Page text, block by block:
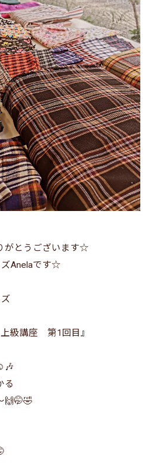
がとうございます☆
Anelaです☆
級講座 第1回目』
る
🙌🤭🤣